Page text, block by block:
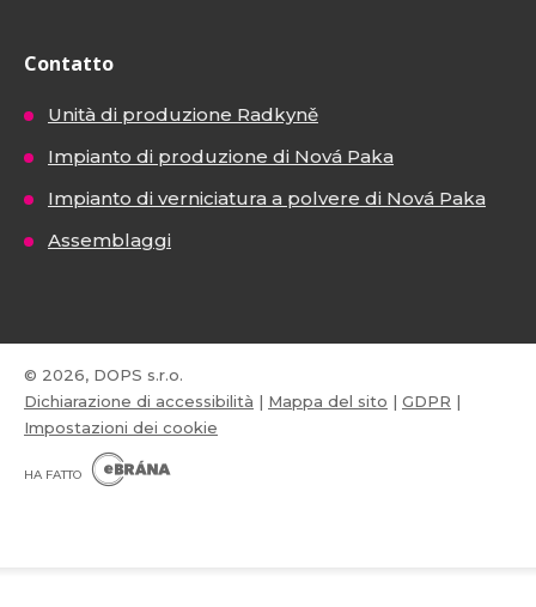
Contatto
Unità di produzione Radkyně
Impianto di produzione di Nová Paka
Impianto di verniciatura a polvere di Nová Paka
Assemblaggi
© 2026, DOPS s.r.o.
Dichiarazione di accessibilità | Mappa del sito | GDPR |
Impostazioni dei cookie
HA FATTO
B